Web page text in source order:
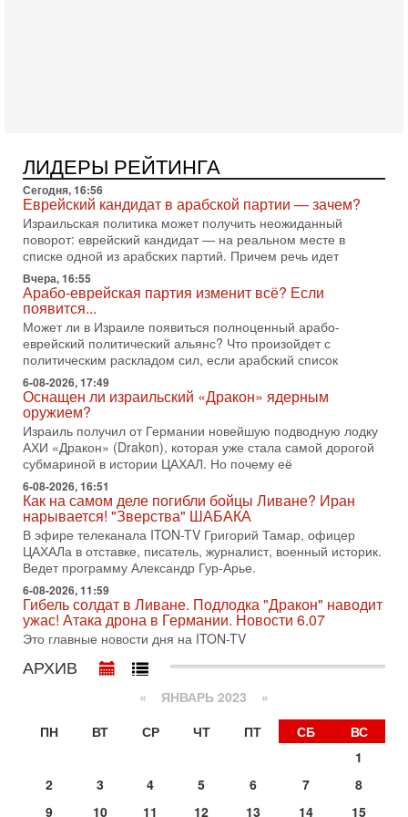
03/08/2026
Президент США Дональд Трамп объявил о возобновлении
переговоров с Ираном, но Тегеран пока не подтвердил
готовность к диалогу. По словам американского
2-08-2026, 08:42
Трамп отменил удар по Ирану - НОВОСТИ
02/08/2026
Президент США Дональд Трамп сегодня заявил об отмене
подготовленного удара по Ирану после обращений
Тегерана и других стран региона. По его словам,
1-08-2026, 17:50
«Русский голос» Израиля: кто заберет его на этот
раз?
Голоса русскоязычных репатриантов не раз кардинально
меняли политический ландшафт Израиля. Достаточно
вспомнить взлет партии «Исраэль ба-алия», когда
31-07-2026, 17:00
Тайны закрытых дверей: о чём на самом деле
молчат Трамп и Нетаньяху?
Недавний визит премьер-министра Израиля Биньямина
Нетаньяху в США и его встреча с Дональдом Трампом
оставили больше вопросов, чем ответов. Полная
31-07-2026, 15:18
Иран готовит покушение на Нетаниягу! Трамп не
хочет эскалации, но КСИР готовит взрыв!
В эфире телеканала ITON-TV СЕРГЕЙ МИГДАЛЬ, эксперт
по вопросам безопасности, офицер запаса
Международного управления полиции Израиля, автор
31-07-2026, 09:02
Битва за разоружение ХАМАСа - НОВОСТИ
Сегодня президент США Дональд Трамп заявил о
достижении исторического соглашения о полном
разоружении ХАМАСа и других вооруженных группировок в
30-07-2026, 17:59
Иран доведет Трампа до крайних мер? Разбор и
оценка от военного обозревателя Давида Шарпа
ЛИДЕРЫ РЕЙТИНГА
Сегодня, 16:56
Еврейский кандидат в арабской партии — зачем?
Израильская политика может получить неожиданный
поворот: еврейский кандидат — на реальном месте в
списке одной из арабских партий. Причем речь идет
Вчера, 16:55
Арабо-еврейская партия изменит всё? Если
появится...
Может ли в Израиле появиться полноценный арабо-
еврейский политический альянс? Что произойдет с
политическим раскладом сил, если арабский список
6-08-2026, 17:49
Оснащен ли израильский «Дракон» ядерным
оружием?
Израиль получил от Германии новейшую подводную лодку
АХИ «Дракон» (Drakon), которая уже стала самой дорогой
субмариной в истории ЦАХАЛ. Но почему её
6-08-2026, 16:51
Как на самом деле погибли бойцы Ливане? Иран
нарывается! "Зверства" ШАБАКА
В эфире телеканала ITON-TV Григорий Тамар, офицер
ЦАХАЛа в отставке, писатель, журналист, военный историк.
Ведет программу Александр Гур-Арье.
6-08-2026, 11:59
Гибель солдат в Ливане. Подлодка "Дракон" наводит
ужас! Атака дрона в Германии. Новости 6.07
Это главные новости дня на ITON-TV
АРХИВ
« ЯНВАРЬ 2023 »
ПН
ВТ СР ЧТ ПТ СБ
ВС
1
2
3 4 5 6 7
8
9
10 11 12 13 14
15